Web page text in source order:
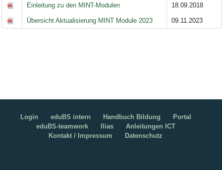
Einleitung zu den MINT-Modulen 18.09.2018
Übersicht Aktualisierung MINT Module 2023 09.11.2023
Login eduBS intern Handbuch Bildung
Portal
eduBS-teamwork
Ilias
Anleitungen ICT
Kontakt / Impressum
Datenschutz